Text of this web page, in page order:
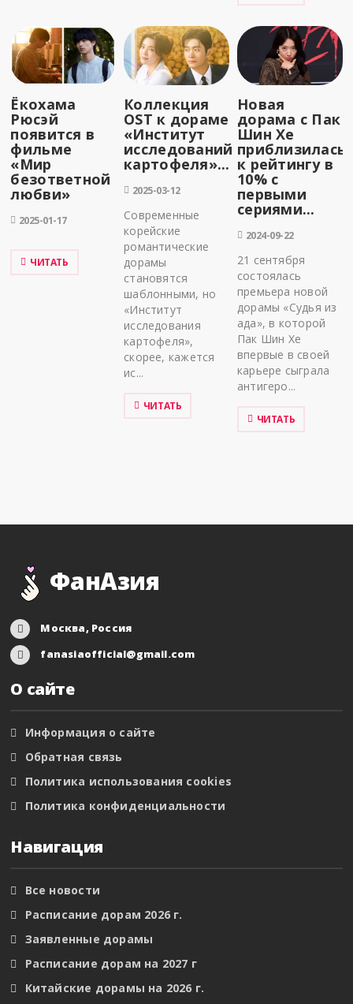
Ёкохама
Рюсэй
появится в
фильме
«Мир
безответной
любви»
2025-01-17
ЧИТАТЬ
Коллекция
OST к дораме
«Институт
исследований
картофеля»...
2025-03-12
Современные
корейские
романтические
дорамы
становятся
шаблонными, но
«Институт
исследования
картофеля»,
скорее, кажется
ис...
ЧИТАТЬ
Новая
дорама с Пак
Шин Хе
приблизилась
к рейтингу в
10% с
первыми
сериями...
2024-09-22
21 сентября
состоялась
премьера новой
дорамы «Судья из
ада», в которой
Пак Шин Хе
впервые в своей
карьере сыграла
антигеро...
ЧИТАТЬ
ФанАзия
Москва, Россия
fanasiaofficial@gmail.com
О сайте
Информация о сайте
Обратная связь
Политика использования cookies
Политика конфиденциальности
Навигация
Все новости
Расписание дорам 2026 г.
Заявленные дорамы
Расписание дорам на 2027 г
Китайские дорамы на 2026 г.